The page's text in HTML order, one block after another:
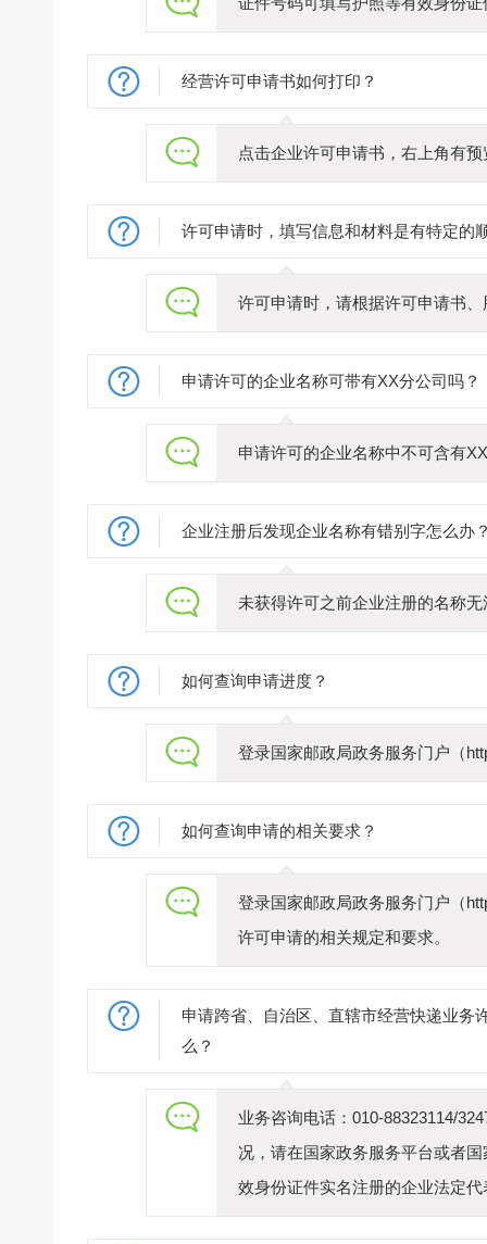
经营许可申请书如何打印？
点击企业许可申请书，右上角有
许可申请时，填写信息和材料是有特定的
许可申请时，请根据许可申请书
申请许可的企业名称可带有XX分公司吗？
申请许可的企业名称中不可含有
企业注册后发现企业名称有错别字怎么办
未获得许可之前企业注册的名称
如何查询申请进度？
登录国家邮政局政务服务门户（
如何查询申请的相关要求？
登录国家邮政局政务服务门户（
许可申请的相关规定和要求。
申请跨省、自治区、直辖市经营快递业务
么？
业务咨询电话：010-88323114/
况，请在国家政务服务平台或者
效身份证件实名注册的企业法定